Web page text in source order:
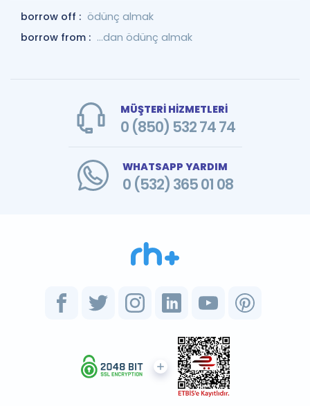
borrow off : ödünç almak
borrow from : ...dan ödünç almak
MÜŞTERİ HİZMETLERİ
0 (850) 532 74 74
WHATSAPP YARDIM
0 (532) 365 01 08